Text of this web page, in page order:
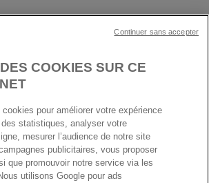
de vente
de vente Click & Collect
et l'importateur
2026 Pandora
COOKIES SUR CE
pour améliorer votre expérience
statistiques, analyser votre
mesurer l’audience de notre site
publicitaires, vous proposer
que promouvoir notre service via les
utilisons Google pour ads
Continuer sans accepter